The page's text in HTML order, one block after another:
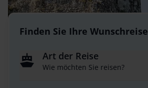
Finden Sie Ihre Wunschreise
Art der Reise
Wie möchten Sie reisen?